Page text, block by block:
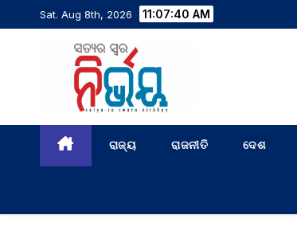
Sat. Aug 8th, 2026 11:07:41 AM
ରାଜ୍ୟ ରାଜନୀତି ଦେଶ